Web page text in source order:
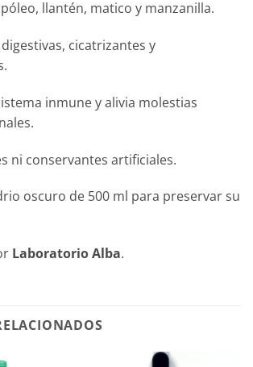
llantén, matico y manzanilla.
cicatrizantes y
inmune y alivia molestias
ni conservantes artificiales.
oscuro de 500 ml para preservar su
Laboratorio Alba.